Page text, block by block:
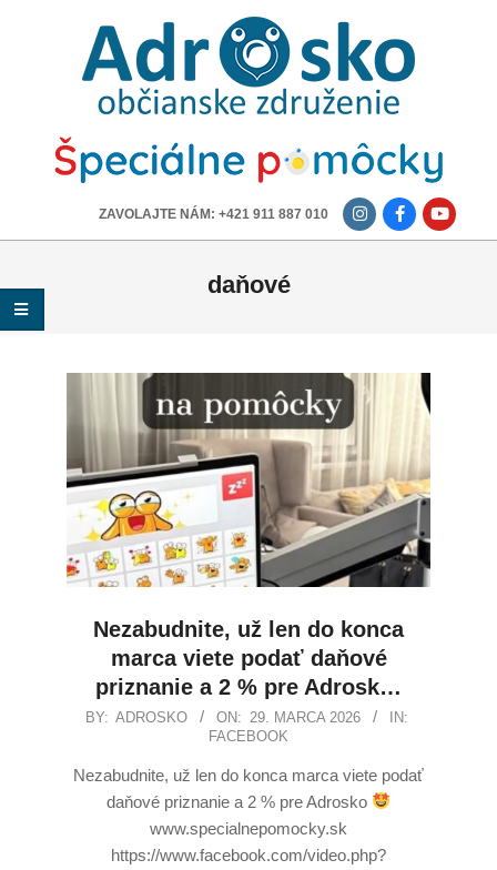
ADROSKO
OBČIANSKE
ZDRUŽENIE
ZAVOLAJTE NÁM: +421 911 887 010
daňové
Nezabudnite, už len do konca
marca viete podať daňové
priznanie a 2 % pre Adrosk…
BY: ADROSKO ON: 29. MARCA 2026
IN:
FACEBOOK
Nezabudnite, už len do konca marca viete podať
daňové priznanie a 2 % pre Adrosko
www.specialnepomocky.sk
https://www.facebook.com/video.php?